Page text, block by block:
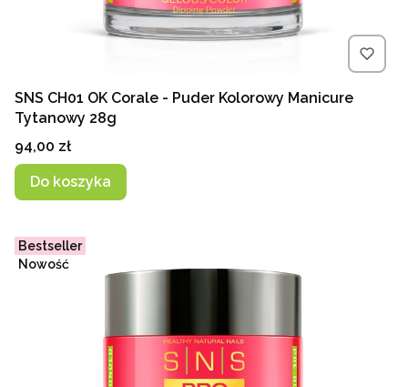
SNS CH01 OK Corale - Puder Kolorowy Manicure
Tytanowy 28g
Cena
94,00 zł
Do koszyka
Bestseller
Nowość